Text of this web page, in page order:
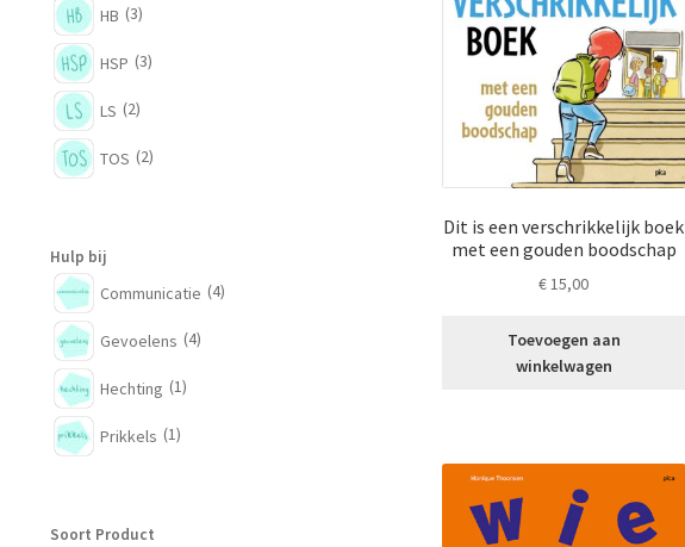
Dit is een verschrikkelijk boek
met een gouden boodschap
€15,00
Toevoegen aan
winkelwagen
HB (3)
HSP (3)
LS (2)
TOS (2)
Hulp bij
Communicatie (4)
Gevoelens (4)
Hechting (1)
Prikkels (1)
Soort Product